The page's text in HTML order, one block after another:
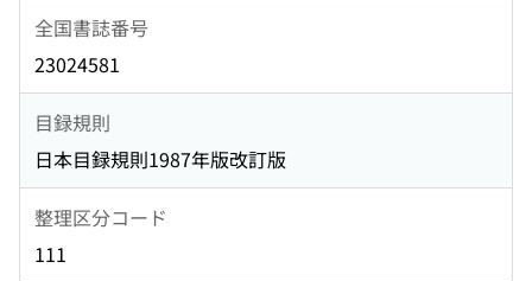
全国書誌番号
23024581
目録規則
日本目録規則1987年版改訂版
整理区分コード
111